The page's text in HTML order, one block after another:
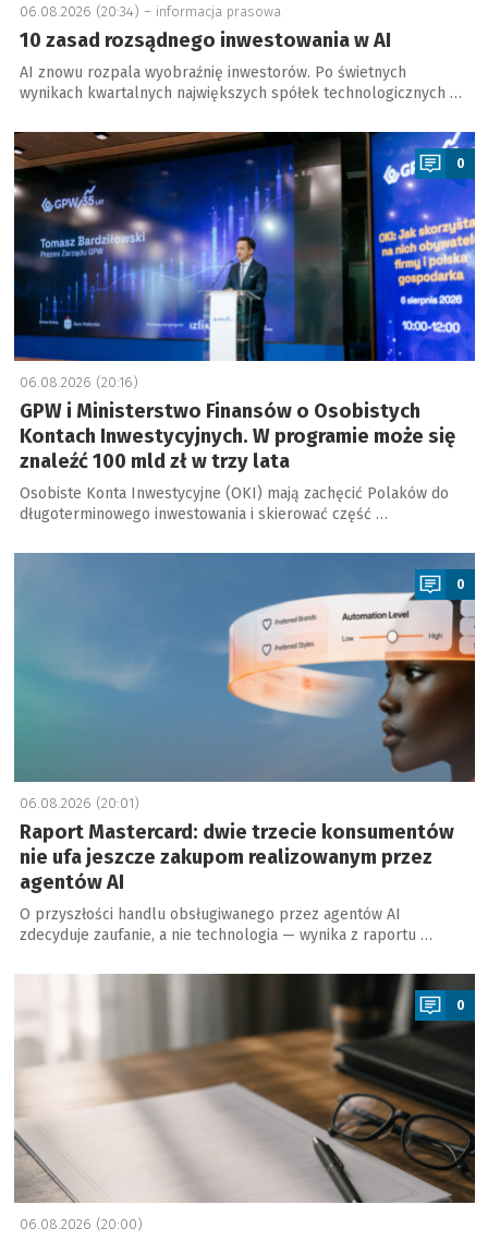
06.08.2026 (20:34) – informacja prasowa
10 zasad rozsądnego inwestowania w AI
AI znowu rozpala wyobraźnię inwestorów. Po świetnych
wynikach kwartalnych największych spółek technologicznych …
a
0
06.08.2026 (20:16)
GPW i Ministerstwo Finansów o Osobistych
Kontach Inwestycyjnych. W programie może się
znaleźć 100 mld zł w trzy lata
Osobiste Konta Inwestycyjne (OKI) mają zachęcić Polaków do
długoterminowego inwestowania i skierować część …
a
0
06.08.2026 (20:01)
Raport Mastercard: dwie trzecie konsumentów
nie ufa jeszcze zakupom realizowanym przez
agentów AI
O przyszłości handlu obsługiwanego przez agentów AI
zdecyduje zaufanie, a nie technologia — wynika z raportu …
a
0
06.08.2026 (20:00)